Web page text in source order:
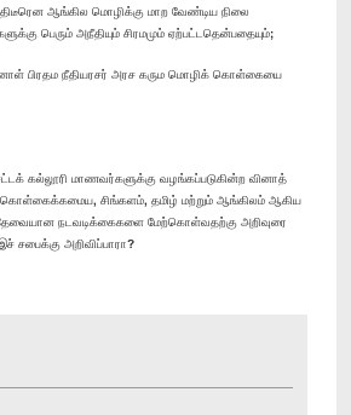
ஆங்கில மொழிக்கு மாற வேண்டிய நிலை
பெரும் அநீதியும் சிரமமும் ஏற்பட்டதென்பதையும்;
பிரதம நீதியரசர் அரச கரும மொழிக் கொள்கையை
கல்லூரி மாணவர்களுக்கு வழங்கப்படுகின்ற வினாத்
சிங்களம், தமிழ் மற்றும் ஆங்கிலம் ஆகிய
நடவடிக்கைகளை மேற்கொள்வதற்கு அறிவுரை
சபைக்கு அறிவிப்பாரா?